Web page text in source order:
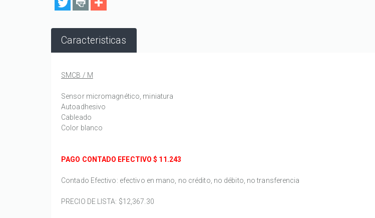
Caracteristicas
SMCB / M
Sensor micromagnético, miniatura
Autoadhesivo
Cableado
Color blanco
PAGO CONTADO EFECTIVO $ 11.243
Contado Efectivo: efectivo en mano, no crédito, no débito, no transferencia
PRECIO DE LISTA: $12,367.30